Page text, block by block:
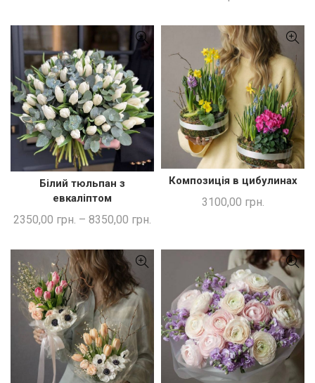
ШВИДКА ПОКУПКА
Білий тюльпан з
евкаліптом
2350,00 грн. – 8350,00 грн.
ДОДАТИ В КОШИК
Композиція в цибулинах
3100,00 грн.